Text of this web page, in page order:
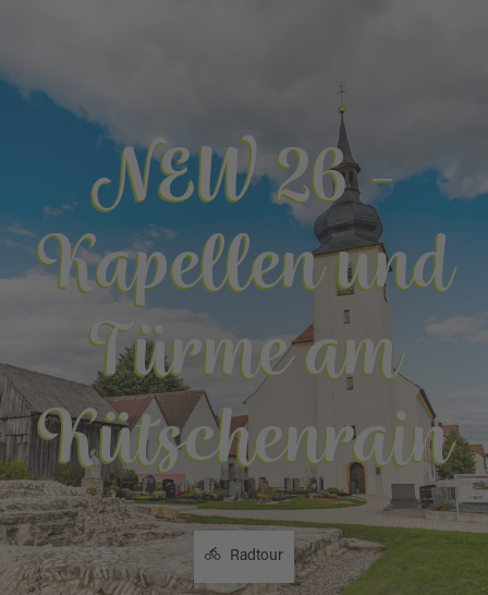
NEW 26 -
Kapellen und
Türme am
Kütschenrain
Radtour